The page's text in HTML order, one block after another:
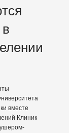
вместе
Клиник